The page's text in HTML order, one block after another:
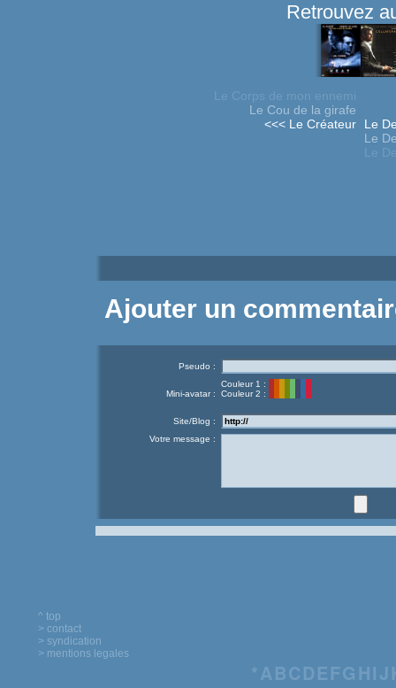
Retrouvez
Le Corps de mon ennemi
Le Cou de la girafe
<<< Le Créateur
Le
Le
Le
Ajouter un
Pseudo :
Mini-avatar :
Couleur 1 :
Couleur 2 :
Site/Blog :
Votre message :
^ top
> contact
> syndication
> mentions legales
*ABCDEFG HIJ